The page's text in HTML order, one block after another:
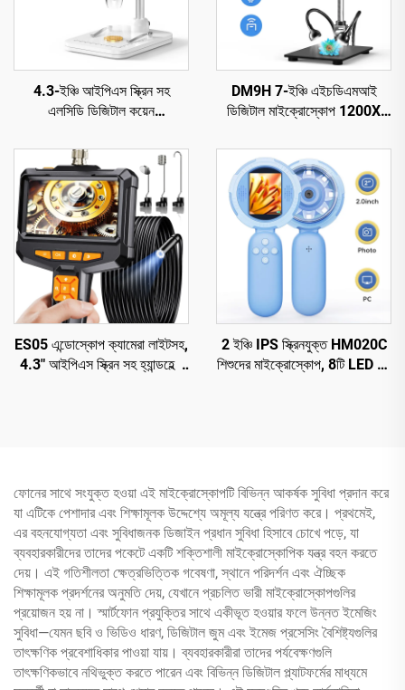
4.3-ইঞ্চি আইপিএস স্ক্রিন সহ
এলসিডি ডিজিটাল কয়েন
কয়েন ম্যাগনিফায়ার
DM9H 7-ইঞ্চি এইচডিএমআই
ডিজিটাল মাইক্রোস্কোপ 1200X
16MP সোল্ডারিং মাইক্রোস্কোপ
ES05 এন্ডোস্কোপ ক্যামেরা লাইটসহ,
4.3" আইপিএস স্ক্রিন সহ হ্যান্ডহেল্ড
2 ইঞ্চি IPS স্ক্রিনযুক্ত HM020C
শিশুদের মাইক্রোস্কোপ, 8টি LED সহ
ফোনের সাথে সংযুক্ত হওয়া এই মাইক্রোস্কোপটি বিভিন্ন আকর্ষক সুবিধা প্রদান করে
যা এটিকে পেশাদার এবং শিক্ষামূলক উদ্দেশ্যে অমূল্য যন্ত্রে পরিণত করে। প্রথমেই,
এর বহনযোগ্যতা এবং সুবিধাজনক ডিজাইন প্রধান সুবিধা হিসাবে চোখে পড়ে, যা
ব্যবহারকারীদের তাদের পকেটে একটি শক্তিশালী মাইক্রোস্কোপিক যন্ত্র বহন করতে
দেয়। এই গতিশীলতা ক্ষেত্রভিত্তিক গবেষণা, স্থানে পরিদর্শন এবং ঐচ্ছিক
শিক্ষামূলক প্রদর্শনের অনুমতি দেয়, যেখানে প্রচলিত ভারী মাইক্রোস্কোপগুলির
প্রয়োজন হয় না। স্মার্টফোন প্রযুক্তির সাথে একীভূত হওয়ার ফলে উন্নত ইমেজিং
সুবিধা—যেমন ছবি ও ভিডিও ধারণ, ডিজিটাল জুম এবং ইমেজ প্রসেসিং বৈশিষ্ট্যগুলির
তাৎক্ষণিক প্রবেশাধিকার পাওয়া যায়। ব্যবহারকারীরা তাদের পর্যবেক্ষণগুলি
তাৎক্ষণিকভাবে নথিভুক্ত করতে পারেন এবং বিভিন্ন ডিজিটাল প্ল্যাটফর্মের মাধ্যমে